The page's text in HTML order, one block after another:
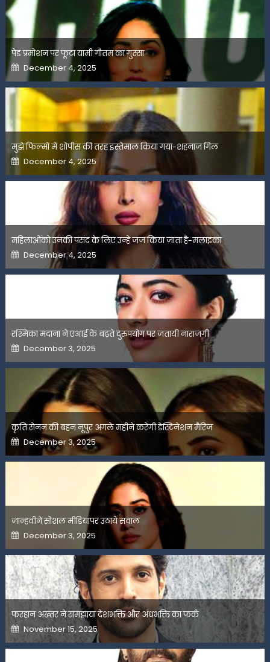
पेड प्रमोशन पर फूटा यामी गौतम का गुस्सा
Posted
on
December 4, 2025
मुझे फिल्मों में शोपीस की तरह इस्तेमाल किया गया-शहनाज गिल
Posted
on
December 4, 2025
महिलाओंको उनकी पसंद के लिए उन्हें जज किया जाता है-मलाइका
Posted
on
December 4, 2025
रश्मिका मंदाना ने एआई के बढ़ते दुरुपयोग पर जतायी नाराजगी
Posted
on
December 3, 2025
कृति सेनन की बहन नूपुर अगले महीने करेंगी डेस्टिनेशन मैरिज
Posted
on
December 3, 2025
जान्हवीने सोशल मीडियापर उठाये सवाल
Posted
on
December 3, 2025
फरहान अख्तर ने समझाया देशभक्ति और अंधभक्ति का फर्क
Posted
on
November 15, 2025